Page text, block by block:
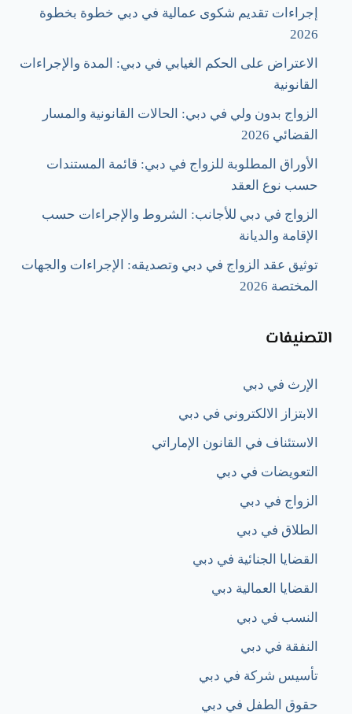
إجراءات تقديم شكوى عمالية في دبي خطوة بخطوة
2026
الاعتراض على الحكم الغيابي في دبي: المدة والإجراءات
القانونية
الزواج بدون ولي في دبي: الحالات القانونية والمسار
القضائي 2026
الأوراق المطلوبة للزواج في دبي: قائمة المستندات
حسب نوع العقد
الزواج في دبي للأجانب: الشروط والإجراءات حسب
الإقامة والديانة
توثيق عقد الزواج في دبي وتصديقه: الإجراءات والجهات
المختصة 2026
التصنيفات
الإرث في دبي
الابتزاز الالكتروني في دبي
الاستئناف في القانون الإماراتي
التعويضات في دبي
الزواج في دبي
الطلاق في دبي
القضايا الجنائية في دبي
القضايا العمالية دبي​
النسب في دبي
النفقة في دبي
تأسيس شركة في دبي
حقوق الطفل في دبي